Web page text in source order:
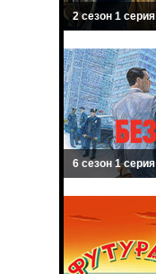
2 сезон 1 серия
6 сезон 1 серия